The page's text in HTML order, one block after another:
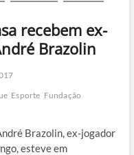
recebem ex-
Brazolin
Esporte Fundação
Brazolin, ex-jogador
esteve em